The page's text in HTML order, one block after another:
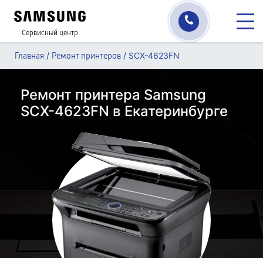
Сервисный центр
Главная / Ремонт принтеров / SCX-4623FN
Ремонт принтера Samsung
SCX-4623FN в Екатеринбурге